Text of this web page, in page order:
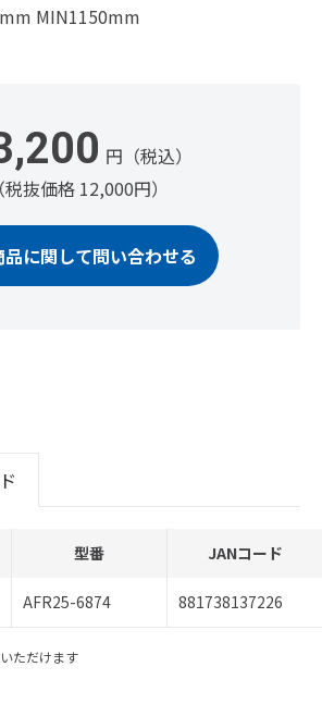
MIN1150mm
円（税込）
（税抜価格 12,000円）
品に関して問い合わせる
型番 JANコード
AFR25-6874 881738137226
ただけます